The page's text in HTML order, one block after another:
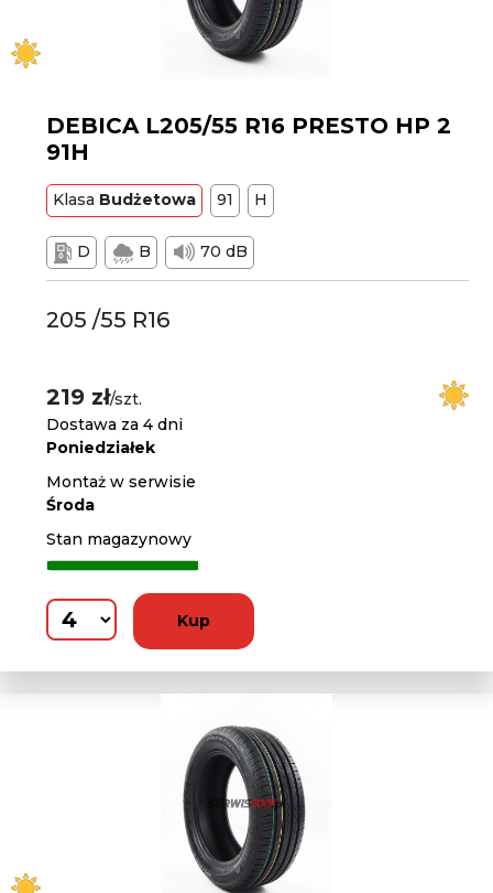
DEBICA L205/55 R16 PRESTO HP 2
91H
Klasa Budżetowa 91 H
D B 70 dB
205 /55 R16
219 zł/szt.
Dostawa za 4 dni
Poniedziałek
Montaż w serwisie
Środa
Stan magazynowy
Kup